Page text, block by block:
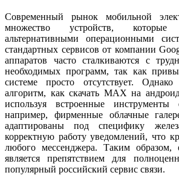
Современный рынок мобильной
множество устройств,
альтернативными операционными
стандартных сервисов от компании
аппаратов часто сталкиваются с
необходимых программ, так как
системе просто отсутствует. Однако
алгоритм, как скачать MAX на
используя встроенные инструменты
например, фирменные облачные
адаптированы под специфику
корректную работу уведомлений, что
любого мессенджера. Таким образом,
является препятствием для
популярный российский сервис связи.